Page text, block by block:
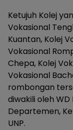
Ketujuh Kolej
Vokasional
Kuantan, Kolej
Vokasional
Chepa, Kolej
Vokasional
rombongan
diwakili oleh WD
Departemen,
UNP.